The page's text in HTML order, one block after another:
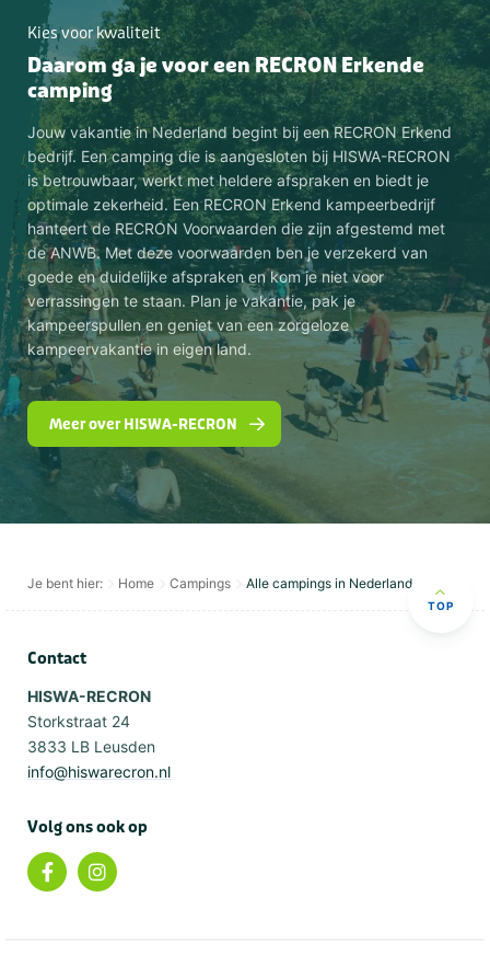
Kies voor kwaliteit
Daarom ga je voor een RECRON Erkende
camping
Jouw vakantie in Nederland begint bij een RECRON Erkend
bedrijf. Een camping die is aangesloten bij HISWA-RECRON
is betrouwbaar, werkt met heldere afspraken en biedt je
optimale zekerheid. Een RECRON Erkend kampeerbedrijf
hanteert de RECRON Voorwaarden die zijn afgestemd met
de ANWB. Met deze voorwaarden ben je verzekerd van
goede en duidelijke afspraken en kom je niet voor
verrassingen te staan. Plan je vakantie, pak je
kampeerspullen en geniet van een zorgeloze
kampeervakantie in eigen land.
Meer over HISWA-RECRON
Je bent hier: Home Campings Alle campings in Nederland
TOP
Contact
HISWA-RECRON
Storkstraat 24
3833 LB Leusden
info@hiswarecron.nl
Volg ons ook op